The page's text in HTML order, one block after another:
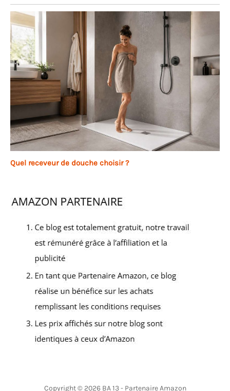
Quel receveur de douche choisir ?
Copyright © 2026 BA 13 - Partenaire Amazon